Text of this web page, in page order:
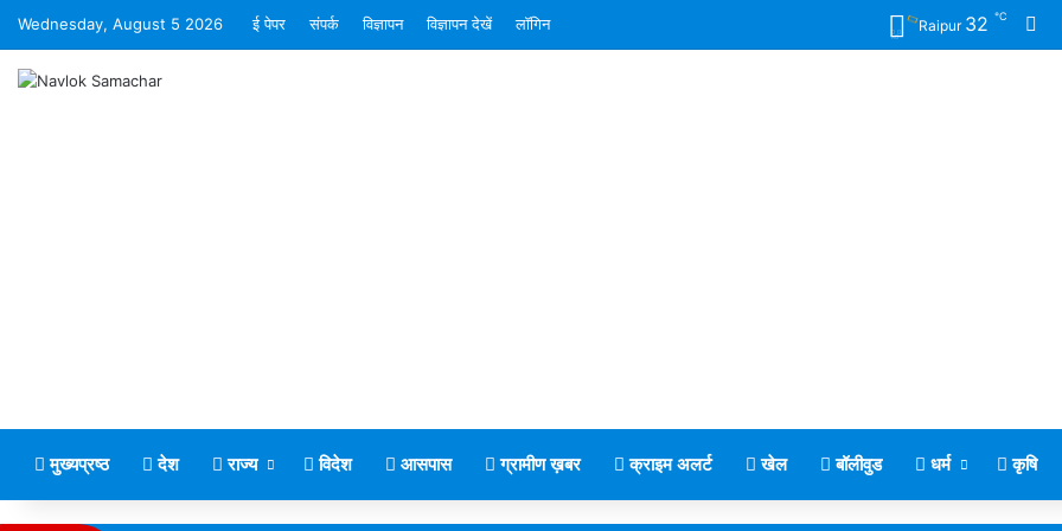
Wednesday, August 5 2026 ई पेपर संपर्क विज्ञापन विज्ञापन देखें लॉगिन Raipur 32 ℃
मुख्यप्रष्ठ देश राज्य विदेश आसपास ग्रामीण ख़बर क्राइम अलर्ट खेल बॉलीवुड धर्म कृषि